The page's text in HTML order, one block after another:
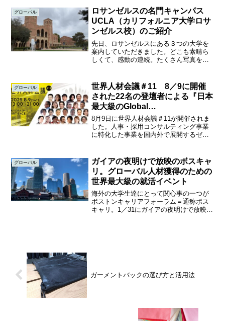
は、まさに視野が世界に広がるグローバ
ルな場でした。運...
グローバル
ロサンゼルスの名門キャンパス
UCLA（カリフォルニア大学ロサ
ンゼルス校）のご紹介
先日、ロサンゼルスにある３つの大学を
案内していただきました。どこも素晴ら
しくて、感動の連続。たくさん写真を撮
の友達が案内してくれたのですが、見所
もたくさんありますし、と...
グローバル
世界人材会議＃11 8／9に開催
された22名の登壇者による『日本
最大級のGlobal
HRConference』
8月9日に世界人材会議＃11が開催されま
した。人事・採用コンサルティング事業
に特化した事業を国内外で展開するゼス
す。海外人事・外国人採用・クロスボー
ダー...
グローバル
ガイアの夜明けで放映のボスキャ
リ。グローバル人材獲得のための
世界最大級の就活イベント
海外の大学生達にとって関心事の一つが
ボストンキャリアフォーラム＝通称ボス
キャリ。1／31にガイアの夜明けで放映さ
ガーメントバックの選び方と活用法